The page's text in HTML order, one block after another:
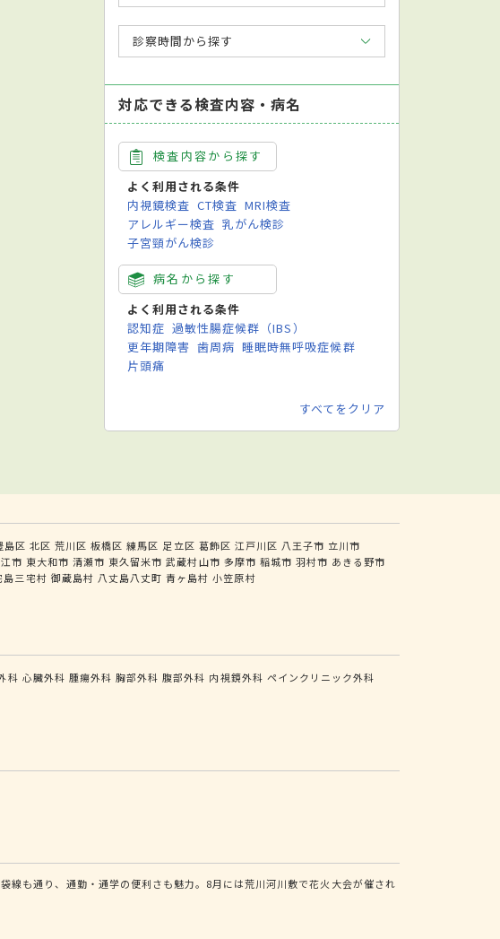
診察時間から探す
対応できる検査内容・病名
検査内容から探す
よく利用される条件
内視鏡検査 CT検査 MRI検査
アレルギー検査 乳がん検診
子宮頸がん検診
病名から探す
よく利用される条件
認知症 過敏性腸症候群（IBS）
更年期障害 歯周病 睡眠時無呼吸症候群
片頭痛
すべてをクリア
島区 北区 荒川区 板橋区 練馬区 足立区 葛飾区 江戸川区 八王子市 立川市
市 東大和市 清瀬市 東久留米市 武蔵村山市 多摩市 稲城市 羽村市 あきる野市
島三宅村 御蔵島村 八丈島八丈町 青ヶ島村 小笠原村
科 心臓外科 腫瘍外科 胸部外科 腹部外科 内視鏡外科 ペインクリニック外科
線も通り、通勤・通学の便利さも魅力。8月には荒川河川敷で花火大会が催され